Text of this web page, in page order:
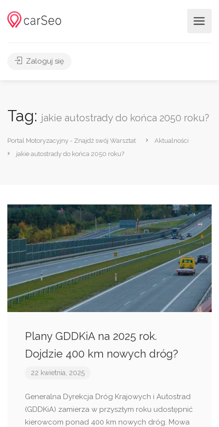
Zaloguj się
Tag: jakie autostrady do końca 2050 roku?
Portal Motoryzacyjny - Znajdź swój Warsztat
Aktualności
jakie autostrady do końca 2050 roku?
Plany GDDKiA na 2025 rok.
Dojdzie 400 km nowych dróg?
22 kwietnia, 2025
Generalna Dyrekcja Dróg Krajowych i Autostrad
(GDDKiA) zamierza w przyszłym roku udostępnić
kierowcom ponad 400 km nowych dróg. Mowa